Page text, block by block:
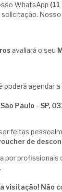
WhatsApp
avaliará o seu
agendar
Paulo - SP,
feitas
de
por profissionais
visitação! Não